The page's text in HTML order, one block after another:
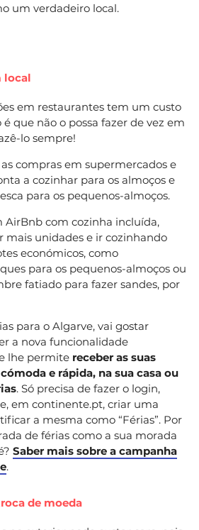
um verdadeiro local.
local
em restaurantes tem um custo
que não o possa fazer de vez em
lo sempre!
compras em supermercados e
a cozinhar para os almoços e
para os pequenos-almoços.
AirBnb com cozinha incluída,
mais unidades e ir cozinhando
económicos, como
para os pequenos-almoços ou
fatiado para fazer sandes, por
para o Algarve, vai gostar
a nova funcionalidade
lhe permite receber as suas
e rápida, na sua casa ou
. Só precisa de fazer o login,
em continente.pt, criar uma
a mesma como “Férias”. Por
de férias como a sua morada
Saber mais sobre a campanha
.
de moeda